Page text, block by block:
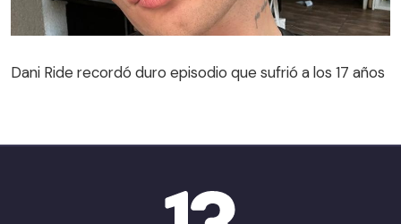
Dani Ride recordó duro episodio que sufrió a los 17 años